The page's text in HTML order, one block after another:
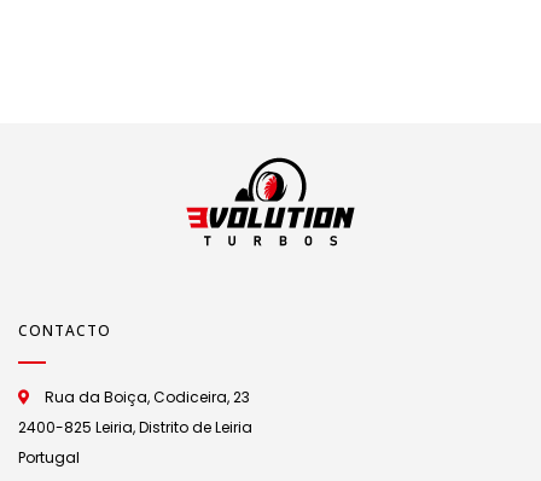
CONTACTO
Rua da Boiça, Codiceira, 23
2400-825 Leiria, Distrito de Leiria
Portugal